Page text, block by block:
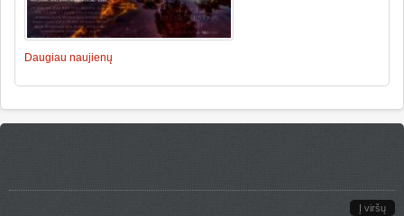
Daugiau naujienų
Į viršų